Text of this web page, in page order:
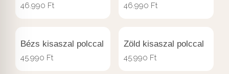
46.990 Ft 46.990 Ft
Bézs kisaszal polccal
45.990 Ft
Zöld kisaszal polccal
45.990 Ft